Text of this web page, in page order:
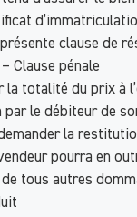
clause de
Clause pénale
totalité du prix à
le débiteur de
la
pourra en
tous autres